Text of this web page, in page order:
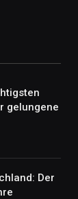
gelungene
Der